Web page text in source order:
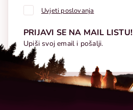
Uvjeti poslovanja
PRIJAVI SE NA MAIL LISTU!
Upiši svoj email i pošalji.